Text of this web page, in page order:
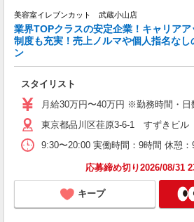
美容室イレブンカット 武蔵小山店
業界TOPクラスの安定企業！キャリアア
制度も充実！売上ノルマや個人指名なし
ン
スタイリスト
月給30万円〜40万円 ※勤務時間・
東京都品川区荏原3-6-1 すずきビ
9:30〜20:00 実働時間：9時間 休憩：
応募締め切り2026/08/31
キープ